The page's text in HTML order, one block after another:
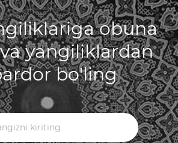
obuna
yangiliklardan
bo'ling